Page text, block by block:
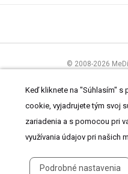
© 2008-2026
Čítajteprehláseniea
Keď kliknete na "Súhlasím" s
cookie, vyjadrujete tým svoj
zariadenia a s pomocou pri
využívania údajov pri našich
Podrobné nastavenia